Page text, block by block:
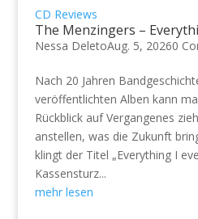
CD Reviews
The Menzingers –
Nessa DeletoAug. 5, 20260
Nach 20 Jahren
veröffentlichten Alben kann
Rückblick auf Vergangenes
anstellen, was die Zukunft
klingt der Titel „Everything I
Kassensturz...
mehr lesen